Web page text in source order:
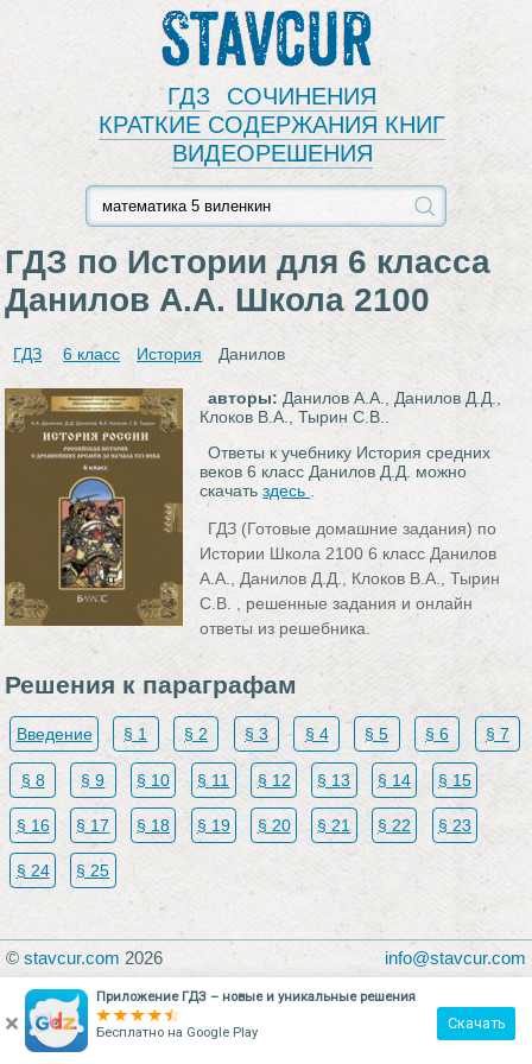
Stavcur
ГДЗ
СОЧИНЕНИЯ
КРАТКИЕ СОДЕРЖАНИЯ КНИГ
ВИДЕОРЕШЕНИЯ
ГДЗ по Истории для 6 класса
Данилов А.А. Школа 2100
ГДЗ 6 класс История Данилов
авторы: Данилов А.А., Данилов Д.Д.,
Клоков В.А., Тырин С.В..
Ответы к учебнику История средних
веков 6 класс Данилов Д.Д. можно
скачатьздесь
ГДЗ (Готовые домашние задания) по
Истории Школа 2100 6 класс Данилов
А.А., Данилов Д.Д., Клоков В.А., Тырин
С.В. , решенные задания и онлайн
ответы из решебника.
Решения к параграфам
Введение § 1 § 2 § 3 § 4 § 5 § 6 § 7
§ 8 § 9 § 10 § 11 § 12 § 13 § 14 § 15
§ 16 § 17 § 18 § 19 § 20 § 21 § 22 § 23
§ 24 § 25
×
Приложение ГДЗ – новые и уникальные решения
Бесплатно на Google Play
Скачать
© stavcur.com 2026 info@stavcur.com